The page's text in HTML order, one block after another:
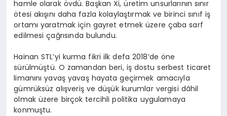
hamle olarak övdü. Başkan Xi, üretim unsurlarının sınır
ötesi akışını daha fazla kolaylaştırmak ve birinci sınıf iş
ortamı yaratmak için gayret etmek üzere çaba sarf
edilmesi çağrısında bulundu.
Hainan STL’yi kurma fikri ilk defa 2018’de öne
sürülmüştü. O zamandan beri, iş dostu serbest ticaret
limanını yavaş yavaş hayata geçirmek amacıyla
gümrüksüz alışveriş ve düşük kurumlar vergisi dâhil
olmak üzere birçok tercihli politika uygulamaya
konmuştu.